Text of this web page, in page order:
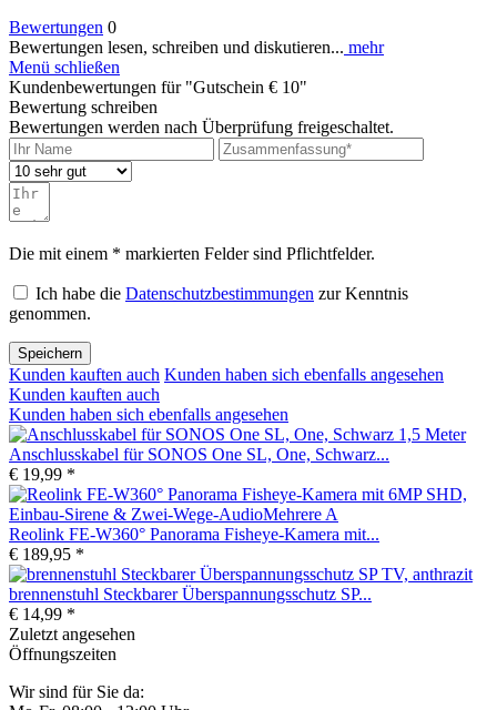
Bewertungen 0
Bewertungen lesen, schreiben und diskutieren... mehr
Menü schließen
Kundenbewertungen für "Gutschein € 10"
Bewertung schreiben
Bewertungen werden nach Überprüfung freigeschaltet.
Die mit einem * markierten Felder sind Pflichtfelder.
Ich habe die Datenschutzbestimmungen zur Kenntnis
genommen.
Speichern
Kunden kauften auch Kunden haben sich ebenfalls angesehen
Kunden kauften auch
Kunden haben sich ebenfalls angesehen
Anschlusskabel für SONOS One SL, One, Schwarz...
€ 19,99 *
Reolink FE-W360° Panorama Fisheye-Kamera mit...
€ 189,95 *
brennenstuhl Steckbarer Überspannungsschutz SP...
€ 14,99 *
Zuletzt angesehen
Öffnungszeiten
Wir sind für Sie da: